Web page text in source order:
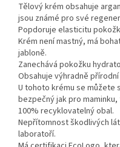
Tělový krém obsahuje
jsou známé pro své
Popdoruje elasticitu
Krém není mastný, má
jabloně.
Zanechává pokožku
Obsahuje výhradně
U tohoto krému se můžete
bezpečný jak pro
100% recyklovatelný obal.
Nepřítomnost škodlivých
laboratoří.